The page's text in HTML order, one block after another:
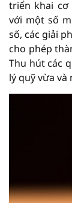
triển khai cơ
với một số
số, các giải
cho phép
Thu hút các
lý quỹ vừa và